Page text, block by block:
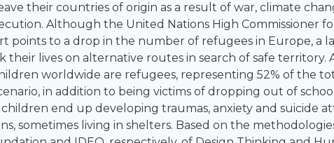
their countries of origin as a result of war, climate
Although the United Nations High Commissioner
points to a drop in the number of refugees in Europe, a
their lives on alternative routes in search of safe territory.
worldwide are refugees, representing 52% of the
in addition to being victims of dropping out of
end up developing traumas, anxiety and suicide
sometimes living in shelters. Based on the